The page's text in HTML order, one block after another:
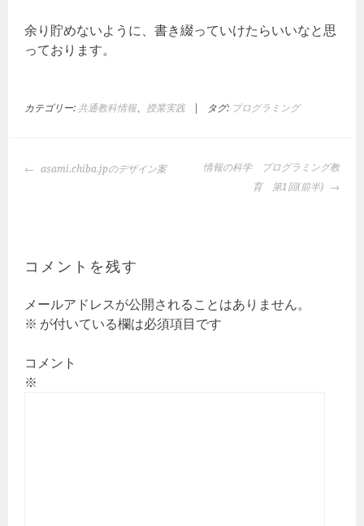
余り貯めないように、書き綴っていけたらいいなと思
っております。
カテゴリー: 共通教科情報、 授業実践 タグ: プログラミング
投
ー
ョ
ン
asami.chiba.jpのデザイン案
情報の科学 プログラミング教
育 第1回(前半)
コメントを残す
メールアドレスが公開されることはありません。
※ が付いている欄は必須項目です
コメント
※